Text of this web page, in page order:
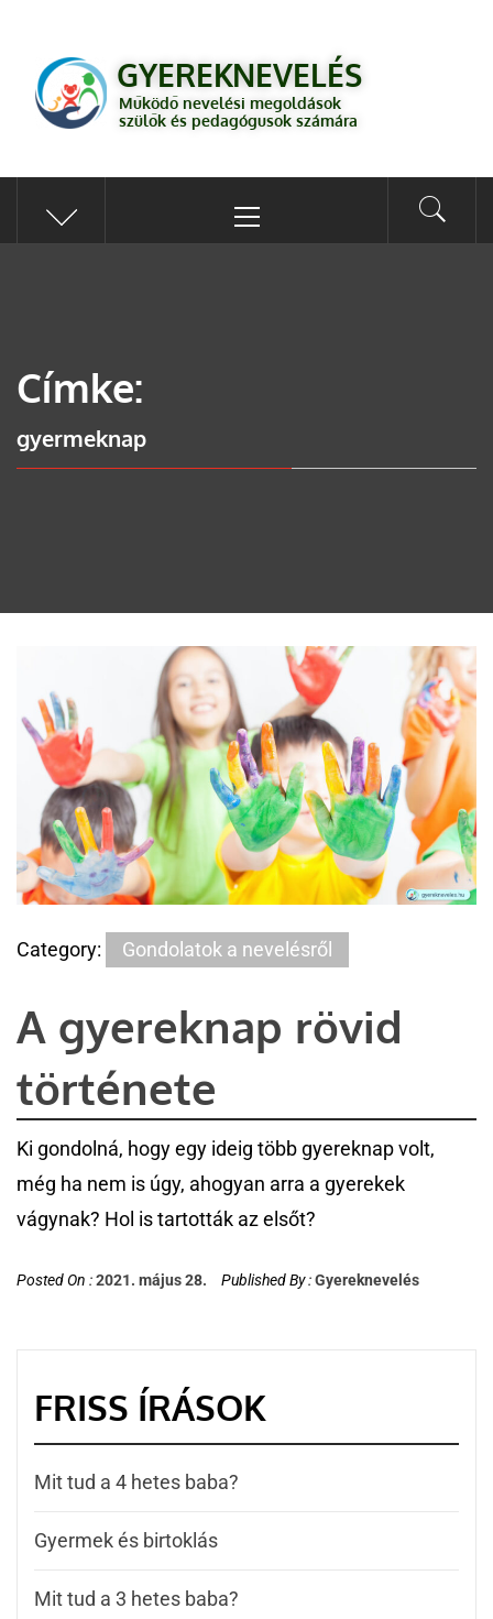
GYEREKNEVELÉS
számára
GYEREKNEVELÉS
Működő nevelési megoldások
szülők és pedagógusok számára
Címke:
gyermeknap
Category: Gondolatok a nevelésről
A gyereknap rövid
története
Ki gondolná, hogy egy ideig több gyereknap volt,
még ha nem is úgy, ahogyan arra a gyerekek
vágynak? Hol is tartották az elsőt?
Posted On :2021. május 28. Published By :Gyereknevelés
FRISS ÍRÁSOK
Mit tud a 4 hetes baba?
Gyermek és birtoklás
Mit tud a 3 hetes baba?